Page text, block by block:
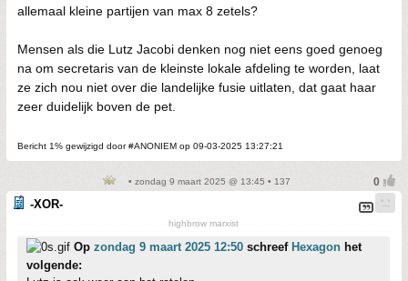
allemaal kleine partijen van max 8 zetels?
Mensen als die Lutz Jacobi denken nog niet eens goed genoeg
na om secretaris van de kleinste lokale afdeling te worden, laat
ze zich nou niet over die landelijke fusie uitlaten, dat gaat haar
zeer duidelijk boven de pet.
Bericht 1% gewijzigd door #ANONIEM op 09-03-2025 13:27:21
• zondag 9 maart 2025 @ 13:45 • 137
-XOR-
highbrow marxist
Op zondag 9 maart 2025 12:50 schreef Hexagon het
volgende: